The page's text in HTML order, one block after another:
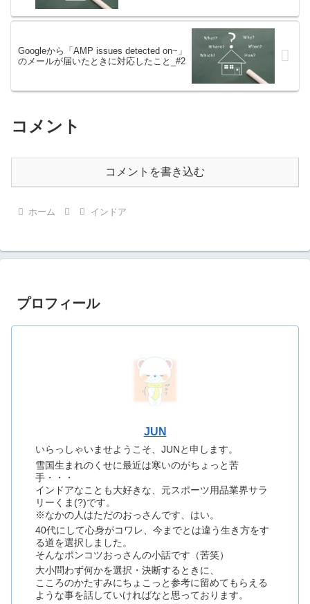
Googleから「AMP issues detected on~」
のメールが届いたときに対応したこと_#2
コメント
コメントを書き込む
ホーム インドア
プロフィール
JUN
いらっしゃいませようこそ、JUNと申します。
雪国生まれのくせに最近は寒いのがちょっと苦
手・・・
インドアなことも大好きな、元スポーツ用品業界サラ
リーくま(?)です。
※なかの人はただのおっさんです、はい。
40代にして心身がコワレ、今までとは違う生き方をす
る道を選択しました。
そんなポンコツおっさんの小話です（苦笑）
大小問わず何かを選択・決断するときに、
こころのかたすみにちょこっと参考に留めてもらえる
ような事を話していければなと思っております。